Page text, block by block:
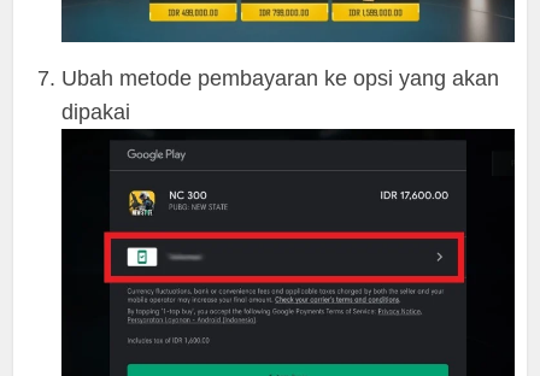
Ubah metode pembayaran ke opsi yang akan
dipakai